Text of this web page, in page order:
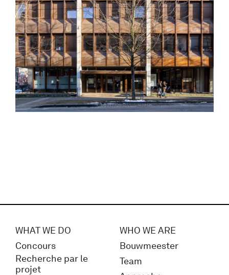
WHAT WE DO
Concours
Recherche par le
projet
WHO WE ARE
Bouwmeester
Team